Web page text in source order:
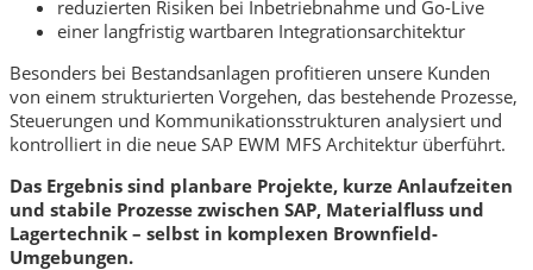
reduzierten Risiken bei Inbetriebnahme und Go-Live
einer langfristig wartbaren Integrationsarchitektur
Besonders bei Bestandsanlagen profitieren unsere Kunden
von einem strukturierten Vorgehen, das bestehende Prozesse,
Steuerungen und Kommunikationsstrukturen analysiert und
kontrolliert in die neue SAP EWM MFS Architektur überführt.
Das Ergebnis sind planbare Projekte, kurze Anlaufzeiten
und stabile Prozesse zwischen SAP, Materialfluss und
Lagertechnik – selbst in komplexen Brownfield-
Umgebungen.